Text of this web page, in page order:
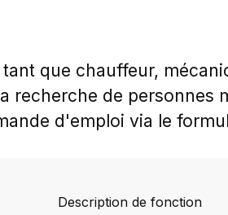
que chauffeur,
recherche de personnes
d'emploi via le
Description de fonction